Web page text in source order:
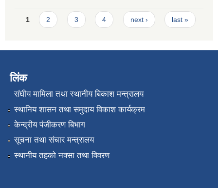
Pages
1 2 3 4 next › last »
लिंक
संघीय मामिला तथा स्थानीय बिकाश मन्त्रालय
स्थानिय शासन तथा समुदाय विकाश कार्यक्रम
केन्द्रीय पंजीकरण बिभाग
सूचना तथा संचार मन्त्रालय
स्थानीय तहको नक्सा तथा विवरण